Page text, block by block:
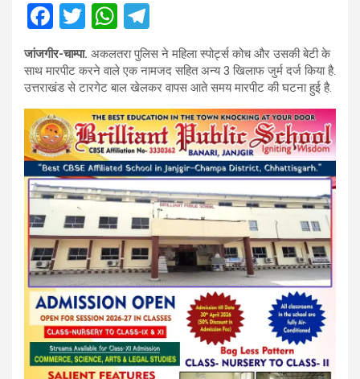
F
a
ce
b
o
o
k
T
wi
tt
er
W
h
at
s
A
p
p
el
e
gr
a
m
जांजगीर-चाम्पा. अकलतरा पुलिस ने महिला स्पोर्ट्स कोच और उसकी बेटी के
साथ मारपीट करने वाले एक नामजद सहित अन्य 3 खिलाफ जुर्म दर्ज किया है.
उत्तराखंड से टारगेट बाल खेलकर वापस आते समय मारपीट की घटना हुई है.